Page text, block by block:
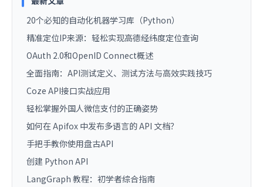
20个必知的自动化机器学习库（Python）
精准定位IP来源：轻松实现高德经纬度定位查询
OAuth 2.0和OpenID Connect概述
全面指南：API测试定义、测试方法与高效实践技巧
Coze API接口实战应用
轻松掌握外国人微信支付的正确姿势
如何在 Apifox 中发布多语言的 API 文档？
手把手教你使用盘古API
创建 Python API
LangGraph 教程：初学者综合指南